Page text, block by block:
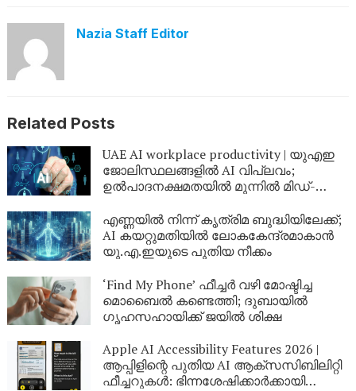
Nazia Staff Editor
Related Posts
UAE AI workplace productivity | യുഎഇ
ജോലിസ്ഥലങ്ങളിൽ AI വിപ്ലവം;
ഉൽപാദനക്ഷമതയിൽ മുന്നിൽ മിഡ്-
എണ്ണയിൽ നിന്ന് കൃത്രിമ ബുദ്ധിയിലേക്ക്;
AI കയറ്റുമതിയിൽ ലോകകേന്ദ്രമാകാൻ
യു.എ.ഇയുടെ പുതിയ നീക്കം
‘Find My Phone’ ഫീച്ചർ വഴി മോഷ്ടിച്ച
മൊബൈൽ കണ്ടെത്തി; ദുബായിൽ
ഗൃഹസഹായിക്ക് ജയിൽ ശിക്ഷ
Apple AI Accessibility Features 2026 |
ആപ്പിളിന്റെ പുതിയ AI ആക്‌സസിബിലിറ്റി
ഫീച്ചറുകൾ: ഭിന്നശേഷിക്കാർക്കായി